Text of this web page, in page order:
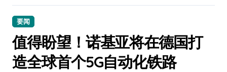
要闻
值得盼望！诺基亚将在德国打
造全球首个5G自动化铁路